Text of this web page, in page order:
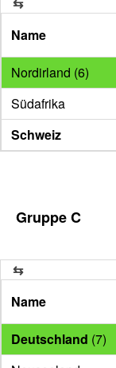
Name
Nordirland (6)
Südafrika
Schweiz
Gruppe C
Name
Deutschland (7)